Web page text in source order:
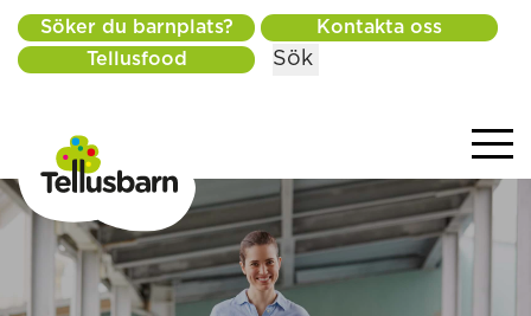
Söker du barnplats?
Kontakta oss
Tellusfood
Sök